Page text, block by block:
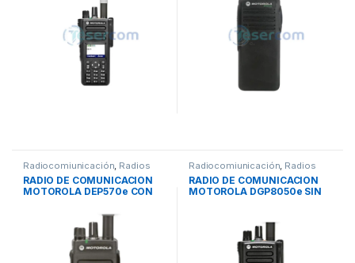
Radiocomiunicación, Radios
RADIO DE COMUNICACION
MOTOROLA DEP570e CON
Radiocomiunicación, Radios
RADIO DE COMUNICACION
MOTOROLA DGP8050e SIN